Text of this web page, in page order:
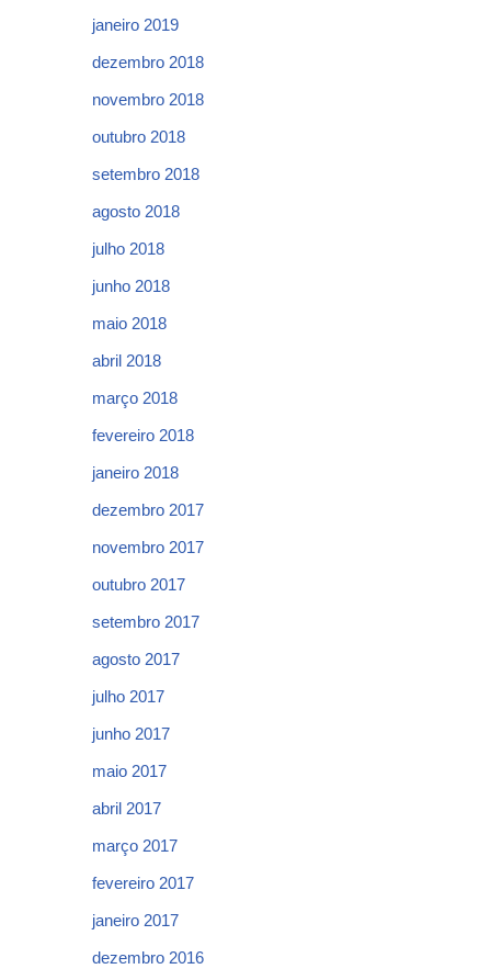
janeiro 2019
dezembro 2018
novembro 2018
outubro 2018
setembro 2018
agosto 2018
julho 2018
junho 2018
maio 2018
abril 2018
março 2018
fevereiro 2018
janeiro 2018
dezembro 2017
novembro 2017
outubro 2017
setembro 2017
agosto 2017
julho 2017
junho 2017
maio 2017
abril 2017
março 2017
fevereiro 2017
janeiro 2017
dezembro 2016